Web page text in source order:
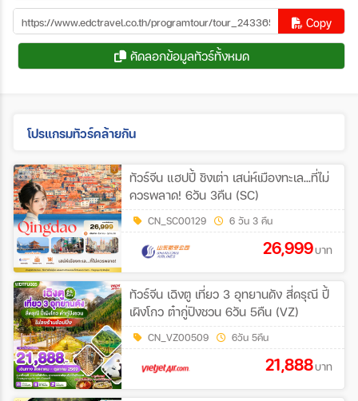
Copy
คัดลอกข้อมูลทัวร์ทั้งหมด
โปรแกรมทัวร์คล้ายกัน
ทัวร์จีน แฮปปี้ ชิงเต่า เสน่ห์เมืองทะเล...ที่ไม่
ควรพลาด! 6วัน 3คืน (SC)
CN_SC00129 6 วัน 3 คืน
26,999บาท
ทัวร์จีน เฉิงตู เที่ยว 3 อุทยานดัง สี่ดรุณี ปี้
เผิงโกว ต๋ากู่ปิงชวน 6วัน 5คืน (VZ)
CN_VZ00509 6วัน 5คืน
21,888บาท